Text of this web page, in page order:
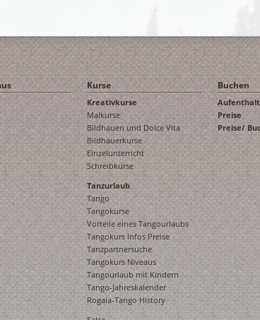
Kurse
Kreativkurse
Malkurse
Bildhauen und Dolce Vita
Bildhauerkurse
Einzelunterricht
Schreibkurse
Tanzurlaub
Tango
Tangokurse
Vorteile eines Tangourlaubs
Tangokurs Infos Preise
Tanzpartnersuche
Tangokurs Niveaus
Tangourlaub mit Kindern
Tango-Jahreskalender
Rogaia-Tango History
Buchen
Preise
Preise/